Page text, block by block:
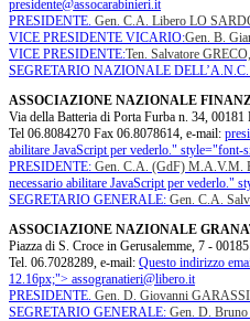
presidente@assocarabinieri.it
PRESIDENTE. Gen. C.A. Libero LO
VICE PRESIDENTE VICARIO:Gen. B.
VICE PRESIDENTE:Ten. Salvatore
SEGRETARIO NAZIONALE
ASSOCIAZIONE NAZIONALE
Via della Batteria di Porta Furba n. 34, 00181
Tel 06.8084270 Fax 06.8078614, e-mail:
abilitare JavaScript per vederlo." style="font-
PRESIDENTE: Gen. C.A. (GdF) M.A.V.M.
necessario abilitare JavaScript per vederlo."
SEGRETARIO GENERALE: Gen. C.A.
ASSOCIAZIONE NAZIONALE
Piazza di S. Croce in Gerusalemme, 7 -
Tel. 06.7028289, e-mail: Questo indirizzo
12.16px;"> assogranatieri@libero.it
PRESIDENTE. Gen. D. Giovanni
SEGRETARIO GENERALE: Gen. D.